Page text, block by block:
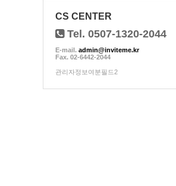
CS CENTER
Tel. 0507-1320-2044
E-mail. admin@inviteme.kr
Fax. 02-6442-2044
관리자정보여분필드2